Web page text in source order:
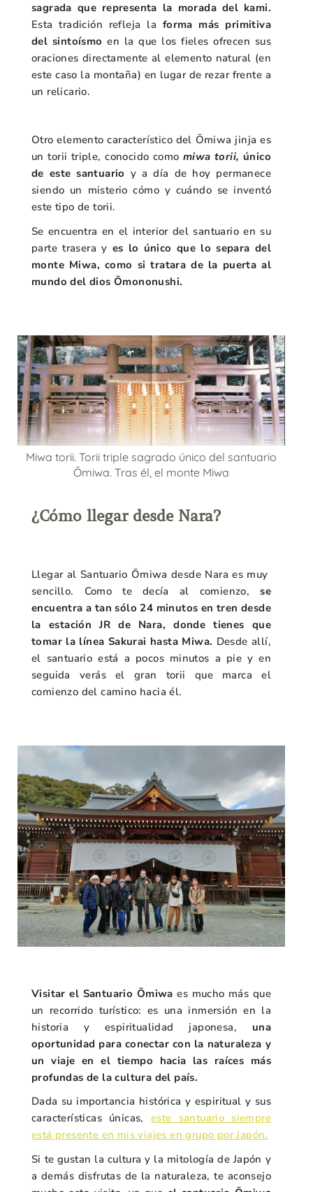
sagrada que representa la morada del kami.
Esta tradición refleja la forma más primitiva
del sintoísmo en la que los fieles ofrecen sus
oraciones directamente al elemento natural (en
este caso la montaña) en lugar de rezar frente a
un relicario.
Otro elemento característico del Ōmiwa jinja es
un torii triple, conocido como miwa torii, único
de este santuario y a día de hoy permanece
siendo un misterio cómo y cuándo se inventó
este tipo de torii.
Se encuentra en el interior del santuario en su
parte trasera y es lo único que lo separa del
monte Miwa, como si tratara de la puerta al
mundo del dios Ōmononushi.
Miwa torii. Torii triple sagrado único del santuario
Ōmiwa. Tras él, el monte Miwa
¿Cómo llegar desde Nara?
Llegar al Santuario Ōmiwa desde Nara es muy
sencillo. Como te decía al comienzo,se
encuentra a tan sólo 24 minutos en tren desde
la estación JR de Nara, donde tienes que
tomar la línea Sakurai hasta Miwa. Desde allí,
el santuario está a pocos minutos a pie y en
seguida verás el gran torii que marca el
comienzo del camino hacia él.
Visitar el Santuario Ōmiwa es mucho más que
un recorrido turístico: es una inmersión en la
historia y espiritualidad japonesa, una
oportunidad para conectar con la naturaleza y
un viaje en el tiempo hacia las raíces más
profundas de la cultura del país.
Dada su importancia histórica y espiritual y sus
características únicas, este santuario siempre
está presente en mis viajes en grupo por Japón.
Si te gustan la cultura y la mitología de Japón y
a demás disfrutas de la naturaleza, te aconsejo